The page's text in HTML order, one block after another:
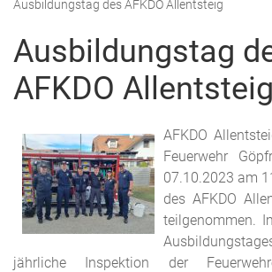
Ausbildungstag des AFKDO Allentsteig
Ausbildungstag
AFKDO Allentsteig
AFKDO
Feuerwehr
07.10.2023 am
des AFKDO
teilgenommen.
jährliche Inspektion der